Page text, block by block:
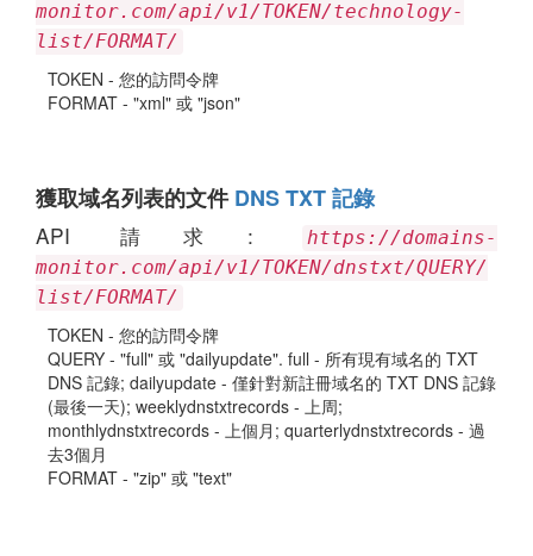
monitor.com/api/v1/TOKEN/technology-
list/FORMAT/
TOKEN - 您的訪問令牌
FORMAT - "xml" 或 "json"
獲取域名列表的文件DNS TXT 記錄
API 請求:
https://domains-
monitor.com/api/v1/TOKEN/dnstxt/QUERY/
list/FORMAT/
TOKEN - 您的訪問令牌
QUERY - "full" 或 "dailyupdate". full - 所有現有域名的 TXT
DNS 記錄; dailyupdate - 僅針對新註冊域名的 TXT DNS 記錄
(最後一天); weeklydnstxtrecords - 上周;
monthlydnstxtrecords - 上個月; quarterlydnstxtrecords - 過
去3個月
FORMAT - "zip" 或 "text"